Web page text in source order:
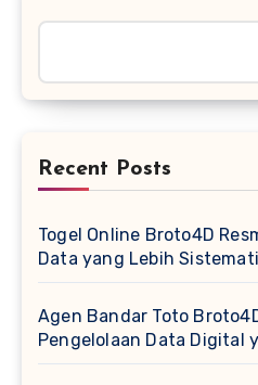
Recent Posts
Togel Online Broto4D
Data yang Lebih
Agen Bandar Toto
Pengelolaan Data Digital